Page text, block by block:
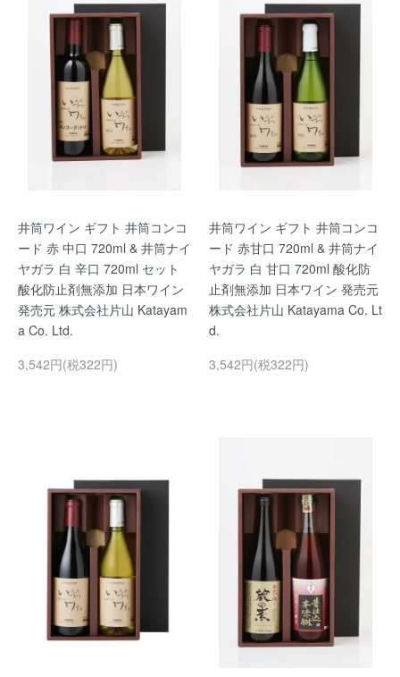
井筒ワイン ギフト 井筒コンコ
ード 赤 中口 720ml & 井筒ナイ
ヤガラ 白 辛口 720ml セット
酸化防止剤無添加 日本ワイン
発売元 株式会社片山 Katayam
a Co. Ltd.
3,542円(税322円)
井筒ワイン ギフト 井筒コンコ
ード 赤甘口 720ml & 井筒ナイ
ヤガラ 白 甘口 720ml 酸化防
止剤無添加 日本ワイン 発売元
株式会社片山 Katayama Co. Lt
d.
3,542円(税322円)